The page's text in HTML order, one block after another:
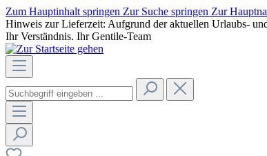
Zum Hauptinhalt springen Zur Suche springen Zur
Hinweis zur Lieferzeit: Aufgrund der aktuellen Urlaubs-
Ihr Verständnis. Ihr Gentile-Team